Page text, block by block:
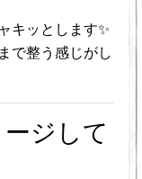
キッとします✨
で整う感じがし
ジして